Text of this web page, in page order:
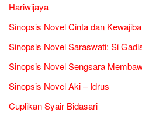
Hariwijaya
Sinopsis Novel Cinta dan
Sinopsis Novel Saraswati: Si
Sinopsis Novel Sengsara
Sinopsis Novel Aki – Idrus
Cuplikan Syair Bidasari